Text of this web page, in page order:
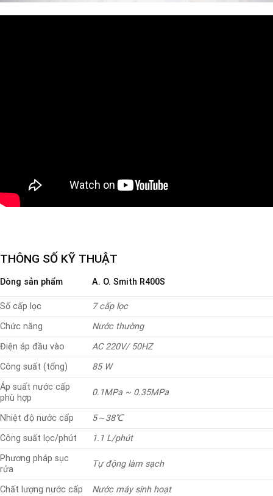
THÔNG SỐ KỸ THUẬT
Dòng sản phẩm A. O. Smith R400S
Số cấp lọc
7 cấp lọc
Chức năng
Nước thường
Điện áp đầu vào
AC 220V/ 50HZ
Công suất (tổng)
85 W
Áp suất nước cấp
phù hợp
0.1MPa ~ 0.35MPa
Nhiệt độ nước cấp
5～38℃
Công suất lọc/phút
1.1 L/phút
Phương pháp sục
rửa
Tự động làm sạch
Chất lượng nước cấp Nước máy sinh hoạt